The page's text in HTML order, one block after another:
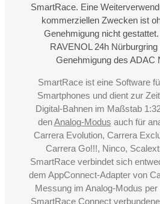
SmartRace. Eine
kommerziellen Zwecken ist
Genehmigung nicht
RAVENOL 24h
Genehmigung des ADAC
SmartRace ist eine Software
Smartphones und dient zur
Digital-Bahnen im Maßstab
denAnalog-Modus auch für
Carrera Evolution, Carrera
Carrera Go!!!, Ninco,
SmartRace verbindet sich
dem AppConnect-Adapter von
Messung im Analog-Modus
SmartRace Connect